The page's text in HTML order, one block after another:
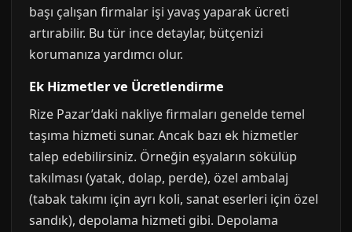
başı çalışan firmalar işi yavaş yaparak ücreti
artırabilir. Bu tür ince detaylar, bütçenizi
korumanıza yardımcı olur.
Ek Hizmetler ve Ücretlendirme
Rize Pazar’daki nakliye firmaları genelde temel
taşıma hizmeti sunar. Ancak bazı ek hizmetler
talep edebilirsiniz. Örneğin eşyaların sökülüp
takılması (yatak, dolap, perde), özel ambalaj
(tabak takımı için ayrı koli, sanat eserleri için özel
sandık), depolama hizmeti gibi. Depolama